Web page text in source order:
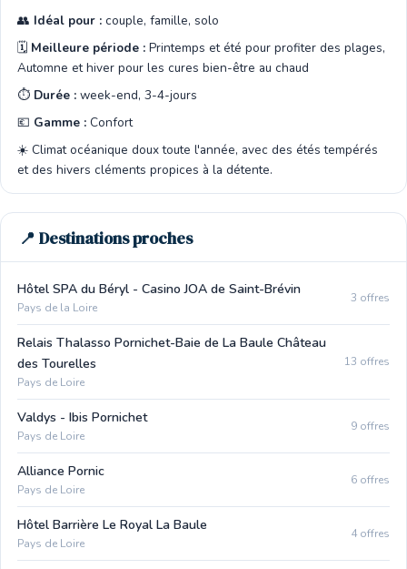
👥 Idéal pour : couple, famille, solo
🗓️ Meilleure période : Printemps et été pour profiter des plages,
Automne et hiver pour les cures bien-être au chaud
⏱️ Durée : week-end, 3-4-jours
💶 Gamme : Confort
☀️ Climat océanique doux toute l'année, avec des étés tempérés
et des hivers cléments propices à la détente.
📍 Destinations proches
Hôtel SPA du Béryl - Casino JOA de Saint-Brévin
Pays de la Loire
3 offres
Relais Thalasso Pornichet-Baie de La Baule Château
des Tourelles
Pays de Loire
13 offres
Valdys - Ibis Pornichet
Pays de Loire
9 offres
Alliance Pornic
Pays de Loire
6 offres
Hôtel Barrière Le Royal La Baule
Pays de Loire
4 offres